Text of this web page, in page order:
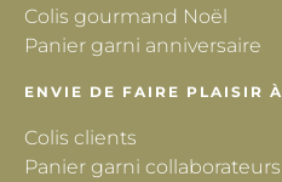
Colis gourmand Noël
Panier garni anniversaire
ENVIE DE FAIRE PLAISIR À
Colis clients
Panier garni collaborateurs